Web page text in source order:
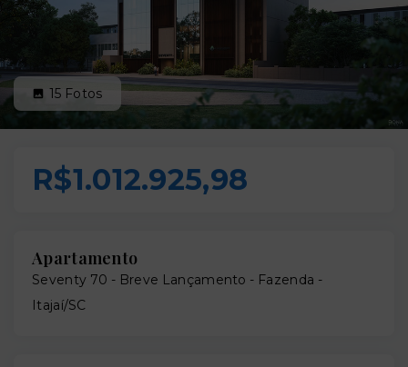
15 Fotos
R$1.012.925,98
Apartamento
Seventy 70 - Breve Lançamento - Fazenda -
Itajaí/SC